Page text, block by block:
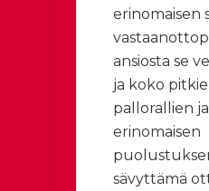
erinomaisen
ansiosta se
ja koko
pallorallien ja
erinomaisen
sävyttämä